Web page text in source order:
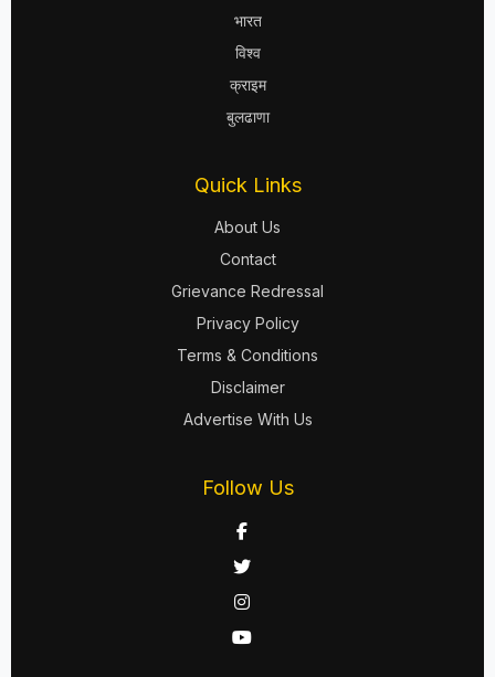
भारत
विश्व
क्राइम
बुलढाणा
Quick Links
About Us
Contact
Grievance Redressal
Privacy Policy
Terms & Conditions
Disclaimer
Advertise With Us
Follow Us